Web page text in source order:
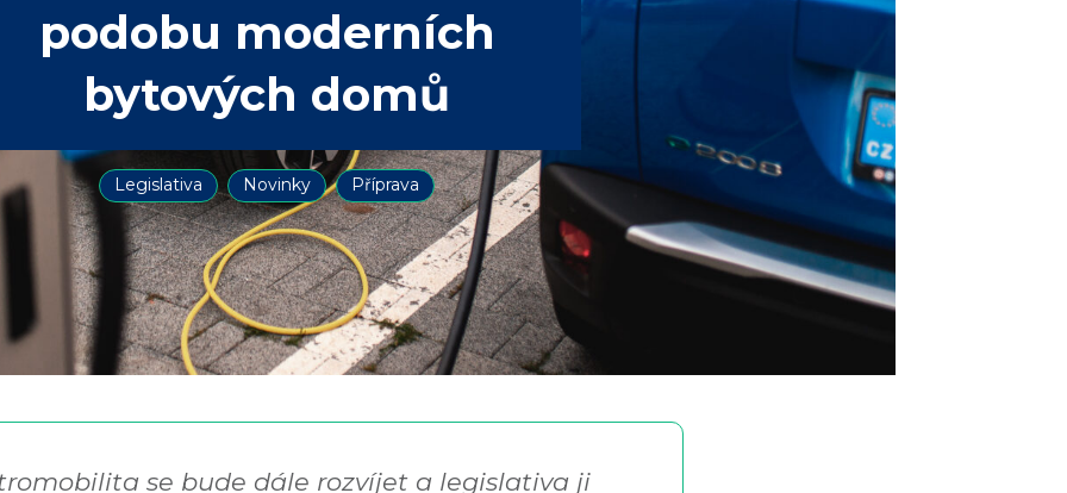
podobu moderních
bytových domů
Legislativa Novinky Příprava
se bude dále rozvíjet a legislativa ji